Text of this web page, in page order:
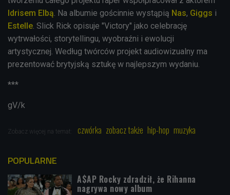
Idrisem Elbą. Na albumie gościnnie wystąpią Nas, Giggs i
Estelle. Slick Rick opisuje "Victory" jako celebrację
wytrwałości, storytellingu, wyobraźni i ewolucji
artystycznej. Według twórców projekt audiowizualny ma
prezentować brytyjską sztukę w najlepszym wydaniu.
***
gV/k
Zobacz więcej na temat: czwórka zobacz także hip-hop muzyka
POPULARNE
A$AP Rocky zdradził, że Rihanna
nagrywa nowy album